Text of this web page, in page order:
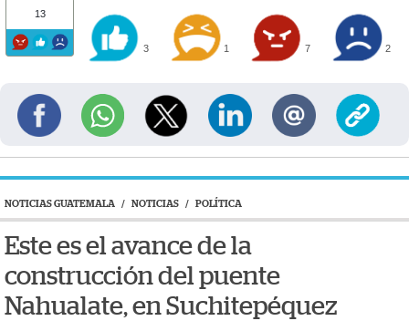
13
3 1 7 2
NOTICIAS GUATEMALA / NOTICIAS / POLÍTICA
Este es el avance de la
construcción del puente
Nahualate, en Suchitepéquez